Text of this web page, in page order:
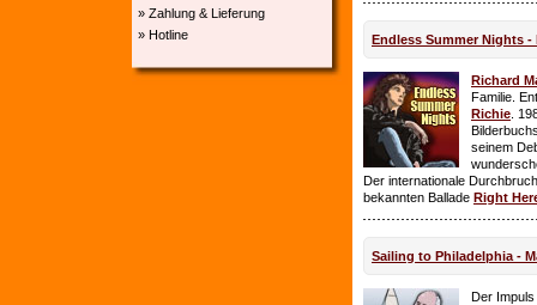
» Zahlung & Lieferung
» Hotline
Endless Summer Nights -
Richard
Familie.
Richie .
seinem
Der internationale
bekannten Ballade Right
Sailing to Philadelphia -
Der